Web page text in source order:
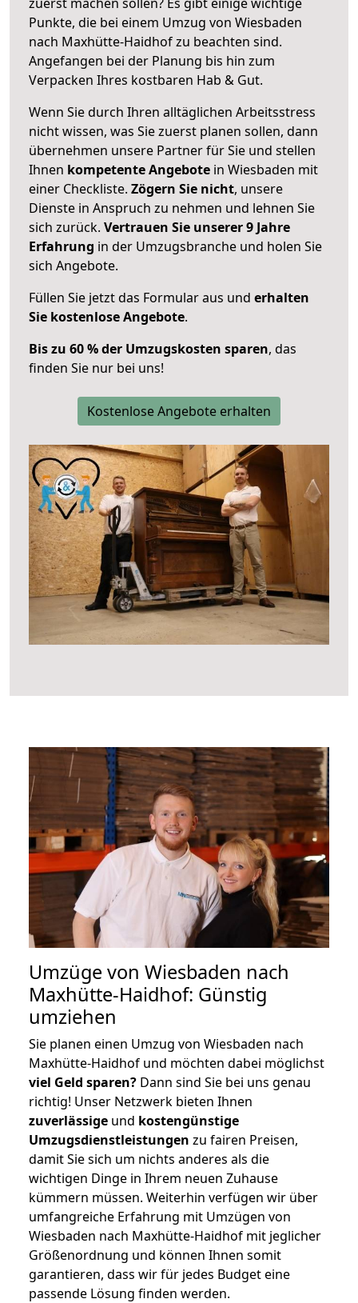
Punkte, die bei einem Umzug von Wiesbaden
nach Maxhütte-Haidhof zu beachten sind.
Angefangen bei der Planung bis hin zum
Verpacken Ihres kostbaren Hab & Gut.
Wenn Sie durch Ihren alltäglichen Arbeitsstress
nicht wissen, was Sie zuerst planen sollen, dann
übernehmen unsere Partner für Sie und stellen
Ihnen kompetente Angebote in Wiesbaden mit
einer Checkliste. Zögern Sie nicht, unsere
Dienste in Anspruch zu nehmen und lehnen Sie
sich zurück. Vertrauen Sie unserer 9 Jahre
Erfahrung in der Umzugsbranche und holen Sie
sich Angebote.
Füllen Sie jetzt das Formular aus und erhalten
Sie kostenlose Angebote.
Bis zu 60 % der Umzugskosten sparen, das
finden Sie nur bei uns!
Kostenlose Angebote erhalten
Umzüge von Wiesbaden nach
Maxhütte-Haidhof: Günstig
umziehen
Sie planen einen Umzug von Wiesbaden nach
Maxhütte-Haidhof und möchten dabei möglichst
viel Geld sparen? Dann sind Sie bei uns genau
richtig! Unser Netzwerk bieten Ihnen
zuverlässige und kostengünstige
Umzugsdienstleistungen zu fairen Preisen,
damit Sie sich um nichts anderes als die
wichtigen Dinge in Ihrem neuen Zuhause
kümmern müssen. Weiterhin verfügen wir über
umfangreiche Erfahrung mit Umzügen von
Wiesbaden nach Maxhütte-Haidhof mit jeglicher
Größenordnung und können Ihnen somit
garantieren, dass wir für jedes Budget eine
passende Lösung finden werden.